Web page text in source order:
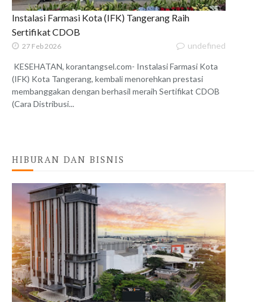
Instalasi Farmasi Kota (IFK) Tangerang Raih
Sertifikat CDOB
27 Feb 2026 undefined
KESEHATAN, korantangsel.com- Instalasi Farmasi Kota
(IFK) Kota Tangerang, kembali menorehkan prestasi
membanggakan dengan berhasil meraih Sertifikat CDOB
(Cara Distribusi...
HIBURAN DAN BISNIS